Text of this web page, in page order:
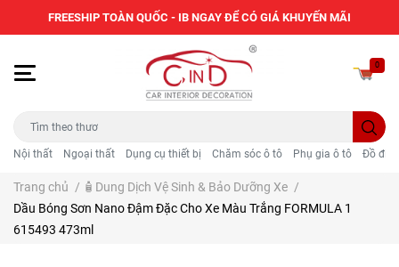
Nội thất Ngoại thất Dụng cụ thiết bị Chăm sóc ô tô Phụ gia ô tô Đồ
0
Trang chủ / 🧴Dung Dịch Vệ Sinh & Bảo Dưỡng Xe /
Dầu Bóng Sơn Nano Đậm Đặc Cho Xe Màu Trắng FORMULA 1
615493 473ml
FREESHIP TOÀN QUỐC - IB NGAY ĐỂ CÓ GIÁ KHUYẾN MÃI